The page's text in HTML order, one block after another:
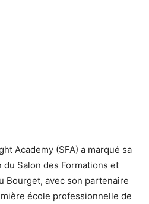
Academy (SFA) a marqué sa
Salon des Formations et
Bourget, avec son partenaire
école professionnelle de